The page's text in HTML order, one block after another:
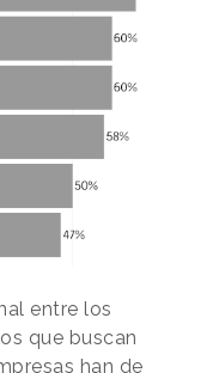
entre los
que buscan
han de